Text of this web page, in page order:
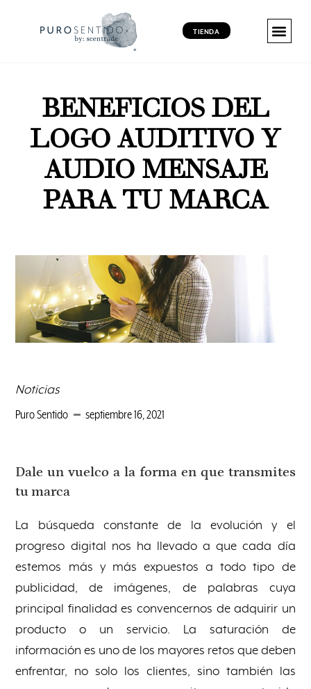
TIENDA
BENEFICIOS DEL
LOGO AUDITIVO Y
AUDIO MENSAJE
PARA TU MARCA
Noticias
Puro Sentido
septiembre 16, 2021
Dale un vuelco a la forma en que transmites
tu marca
La búsqueda constante de la evolución y el
progreso digital nos ha llevado a que cada día
estemos más y más expuestos a todo tipo de
publicidad, de imágenes, de palabras cuya
principal finalidad es convencernos de adquirir un
producto o un servicio. La saturación de
información es uno de los mayores retos que deben
enfrentar, no solo los clientes, sino también las